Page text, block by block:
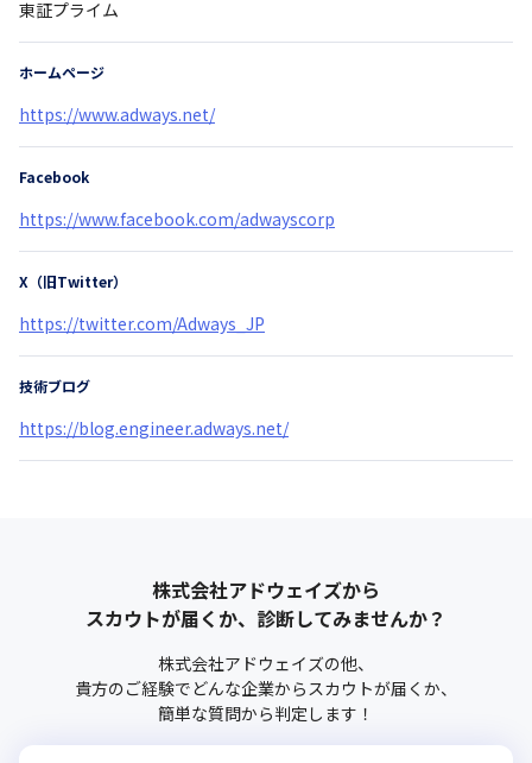
東証プライム
ホームページ
https://www.adways.net/
Facebook
https://www.facebook.com/adwayscorp
X（旧Twitter）
https://twitter.com/Adways_JP
技術ブログ
https://blog.engineer.adways.net/
株式会社アドウェイズから
スカウトが届くか、診断してみませんか？
株式会社アドウェイズの他、
貴方のご経験でどんな企業からスカウトが届くか、
簡単な質問から判定します！